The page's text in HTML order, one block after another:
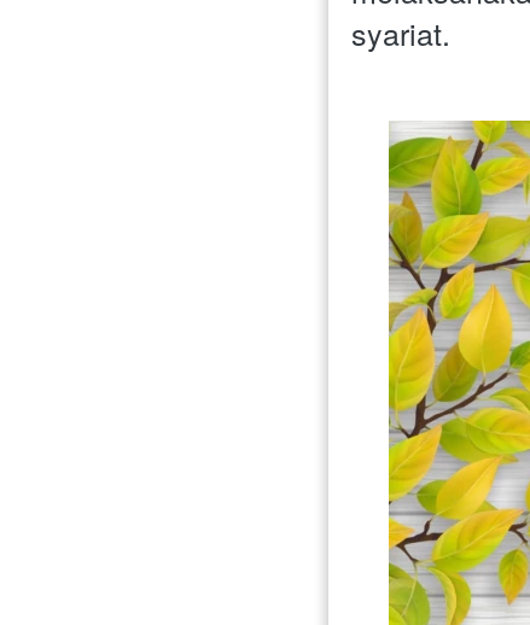
syariat.